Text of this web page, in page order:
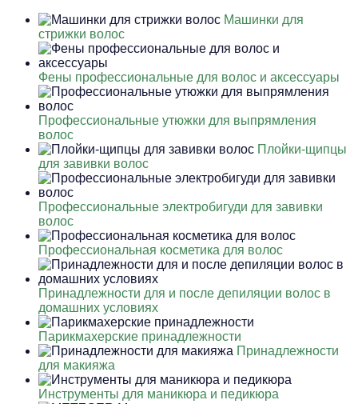
Машинки для
стрижки волос
Фены профессиональные для волос и аксессуары
Профессиональные утюжки для выпрямления
волос
Плойки-щипцы
для завивки волос
Профессиональные электробигуди для завивки
волос
Профессиональная косметика для волос
Принадлежности для и после депиляции волос в
домашних условиях
Парикмахерские принадлежности
Принадлежности
для макияжа
Инструменты для маникюра и педикюра